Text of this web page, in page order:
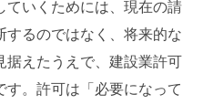
ていくためには、現在の請
するのではなく、将来的な
据えたうえで、建設業許可
。許可は「必要になって